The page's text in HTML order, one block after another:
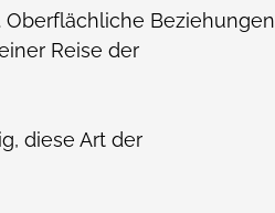
Beziehungen
Reise der
diese Art der